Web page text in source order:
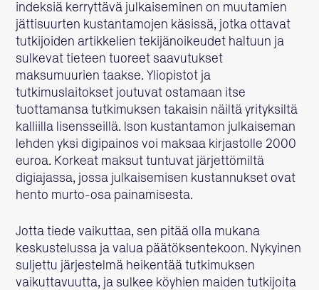
indeksiä kerryttävä julkaiseminen on muutamien
jättisuurten kustantamojen käsissä, jotka ottavat
tutkijoiden artikkelien tekijänoikeudet haltuun ja
sulkevat tieteen tuoreet saavutukset
maksumuurien taakse. Yliopistot ja
tutkimuslaitokset joutuvat ostamaan itse
tuottamansa tutkimuksen takaisin näiltä yrityksiltä
kalliilla lisensseillä. Ison kustantamon julkaiseman
lehden yksi digipainos voi maksaa kirjastolle 2000
euroa. Korkeat maksut tuntuvat järjettömiltä
digiajassa, jossa julkaisemisen kustannukset ovat
hento murto-osa painamisesta.
Jotta tiede vaikuttaa, sen pitää olla mukana
keskustelussa ja valua päätöksentekoon. Nykyinen
suljettu järjestelmä heikentää tutkimuksen
vaikuttavuutta, ja sulkee köyhien maiden tutkijoita